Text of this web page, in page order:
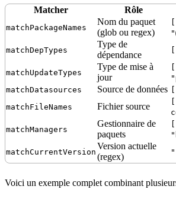
Matcher Rôle
matchPackageNames
Nom du paquet
(glob ou regex)
matchDepTypes
Type de
dépendance
matchUpdateTypes
Type de mise à
jour
matchDatasources
Source de données
matchFileNames
Fichier source
matchManagers
Gestionnaire de
paquets
matchCurrentVersion
Version actuelle
(regex)
Voici un exemple complet combinant